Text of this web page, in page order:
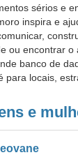
sérios e
inspira e
ou encontrar
banco de
para locais,
e